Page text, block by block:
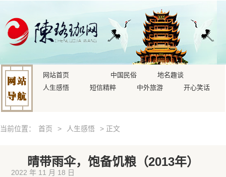
网站首页 中国民俗
地名趣谈
人生感悟
短信精粹 中外旅游 开心笑话
当前位置： 首页 > 人生感悟 > 正文
晴带雨伞，饱备饥粮（2013年）
2022 年 11 月 18 日